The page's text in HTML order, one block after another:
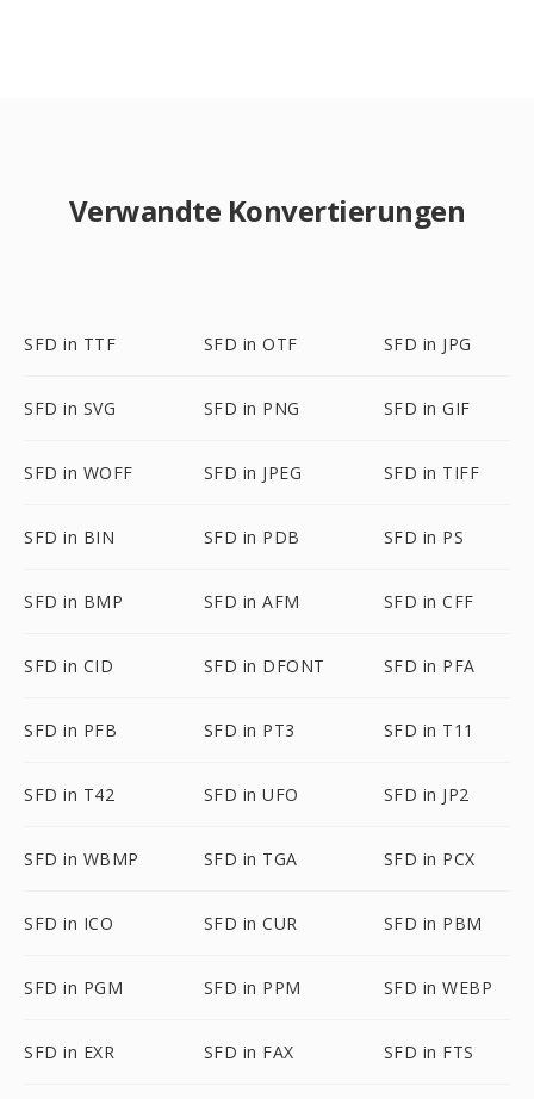
Verwandte Konvertierungen
SFD in TTF SFD in OTF SFD in JPG
SFD in SVG SFD in PNG SFD in GIF
SFD in WOFF SFD in JPEG SFD in TIFF
SFD in BIN SFD in PDB SFD in PS
SFD in BMP SFD in AFM SFD in CFF
SFD in CID SFD in DFONT SFD in PFA
SFD in PFB SFD in PT3 SFD in T11
SFD in T42 SFD in UFO SFD in JP2
SFD in WBMP SFD in TGA SFD in PCX
SFD in ICO SFD in CUR SFD in PBM
SFD in PGM SFD in PPM SFD in WEBP
SFD in EXR SFD in FAX SFD in FTS